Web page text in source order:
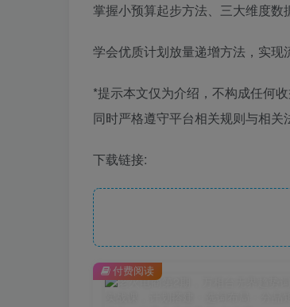
掌握小预算起步方法、三大维度
学会优质计划放量递增方法，实
*提示本文仅为介绍，不构成任何
同时严格遵守平台相关规则与相关
下载链接:
付费阅读